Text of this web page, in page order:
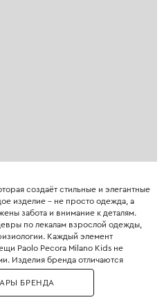
создаёт стильные и элегантные
изделие – не просто одежда, а
забота и внимание к деталям.
по лекалам взрослой одежды,
Каждый элемент
Paolo Pecora Milano Kids не
Изделия бренда отличаются
Бренд использует только
нежное бамбуковое волокно,
полиэстер, чтобы каждая вещь
БРЕНДА